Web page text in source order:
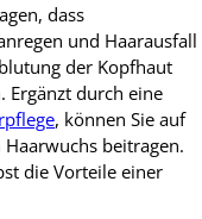
dass
und Haarausfall
der Kopfhaut
Ergänzt durch eine
, können Sie auf
beitragen.
die Vorteile einer